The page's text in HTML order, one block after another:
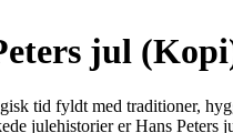
jul
tid fyldt med traditioner,
julehistorier er Hans Peters